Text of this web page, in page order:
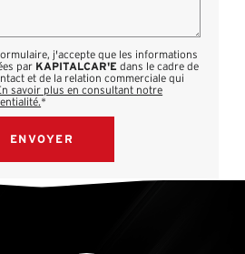
j'accepte que les informations
par KAPITALCAR'E dans le cadre de
et de la relation commerciale qui
savoir plus en consultant notre
*